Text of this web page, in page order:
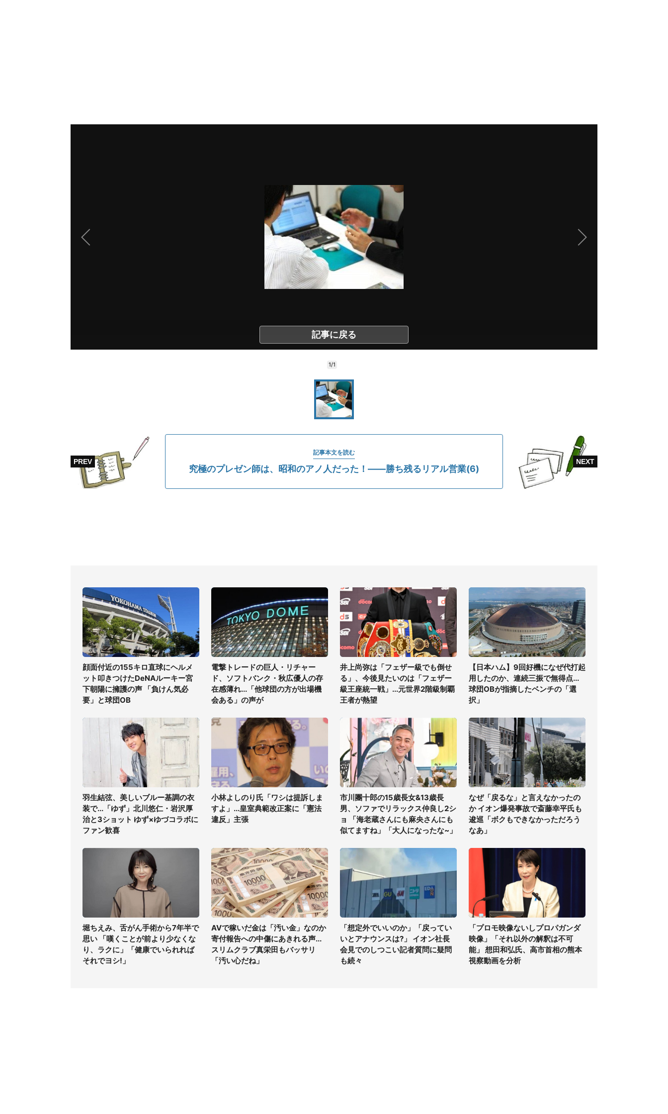
記事に戻る
1/1
記事本文を読む
究極のプレゼン師は、昭和のアノ人だった！――勝ち残るリアル営業(6)
顔面付近の155キロ直球にヘルメ
ット叩きつけたDeNAルーキー宮
下朝陽に擁護の声 「負けん気必
要」と球団OB
電撃トレードの巨人・リチャー
ド、ソフトバンク・秋広優人の存
在感薄れ...「他球団の方が出場機
会ある」の声が
井上尚弥は「フェザー級でも倒せ
る」、今後見たいのは「フェザー
級王座統一戦」...元世界2階級制覇
王者が熱望
【日本ハム】9回好機になぜ代打起
用したのか、連続三振で無得点...
球団OBが指摘したベンチの「選
択」
羽生結弦、美しいブルー基調の衣
装で...「ゆず」北川悠仁・岩沢厚
治と3ショット ゆず×ゆづコラボに
ファン歓喜
小林よしのり氏「ワシは提訴しま
すよ」...皇室典範改正案に「憲法
違反」主張
市川團十郎の15歳長女&13歳長
男、ソファでリラックス仲良し2シ
ョ 「海老蔵さんにも麻央さんにも
似てますね」「大人になったな~」
なぜ「戻るな」と言えなかったの
か イオン爆発事故で斎藤幸平氏も
逡巡「ボクもできなかっただろう
なあ」
堀ちえみ、舌がん手術から7年半で
思い 「嘆くことが前より少なくな
り、ラクに」「健康でいられれば
それでヨシ!」
AVで稼いだ金は「汚い金」なのか
寄付報告への中傷にあきれる声...
スリムクラブ真栄田もバッサリ
「汚い心だね」
「想定外でいいのか」「戻ってい
いとアナウンスは?」 イオン社長
会見でのしつこい記者質問に疑問
も続々
「プロモ映像ないしプロパガンダ
映像」「それ以外の解釈は不可
能」 想田和弘氏、高市首相の熊本
視察動画を分析